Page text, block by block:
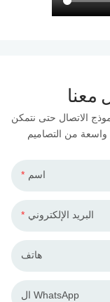
الاتصال حتى نتمكن
اسم
البريد الإلكتروني
هاتف
ال WhatsApp